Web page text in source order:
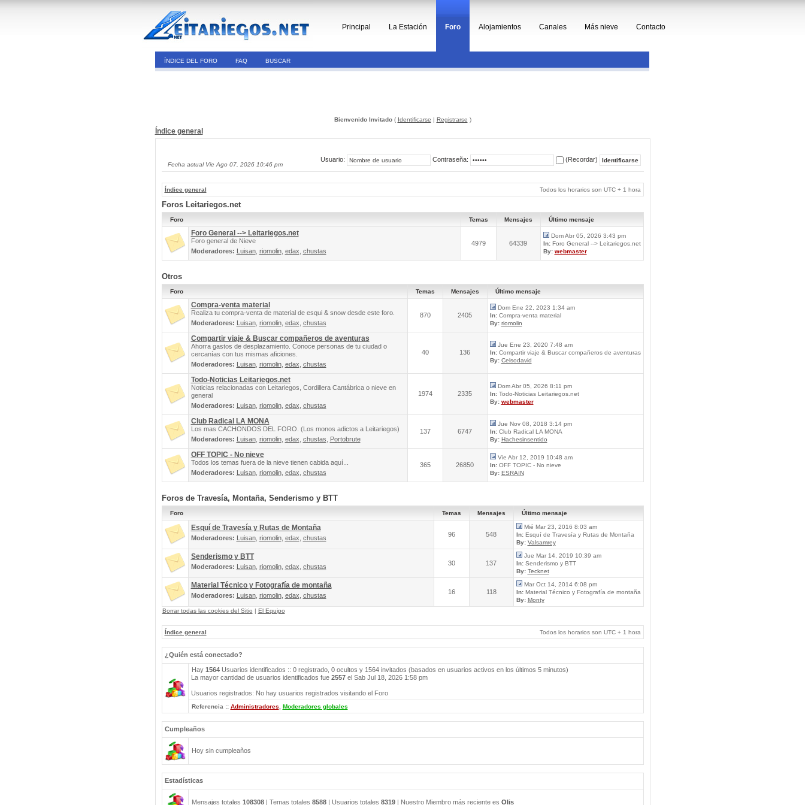
Principal La Estación Foro Alojamientos Canales Más nieve Contacto
ÍNDICE DEL FORO FAQ BUSCAR
Bienvenido Invitado( Identificarse | Registrarse )
Índice general
Fecha actual Vie Ago 07, 2026 10:46 pm
Usuario: Contraseña: (Recordar)
Índice general Todos los horarios son UTC + 1 hora
Foros Leitariegos.net
Foro Temas Mensajes Último mensaje
Foro General --> Leitariegos.net
Foro general de Nieve
Moderadores: Luisan, riomolin, edax chustas
4979 64339
Dom Abr 05, 2026 3:43 pm
In:Foro General --> Leitariegos.net
By: webmaster
Otros
Foro Temas Mensajes Último mensaje
Compra-venta material
Realiza tu compra-venta de material de esqui & snow desde este foro.
Moderadores: Luisan, riomolin, edax chustas
870 2405
Dom Ene 22, 2023 1:34 am
In:Compra-venta material
By: riomolin
Compartir viaje & Buscar compañeros de aventuras
Ahorra gastos de desplazamiento. Conoce personas de tu ciudad o
cercanías con tus mismas aficiones.
Moderadores: Luisan, riomolin, edax chustas
40 136
Jue Ene 23, 2020 7:48 am
In:Compartir viaje & Buscar compañeros de aventuras
By: Celsodavid
Todo-Noticias Leitariegos.net
Noticias relacionadas con Leitariegos, Cordillera Cantábrica o nieve en
general
Moderadores: Luisan, riomolin, edax chustas
1974 2335
Dom Abr 05, 2026 8:11 pm
In:Todo-Noticias Leitariegos.net
By: webmaster
Club Radical LA MONA
Los mas CACHONDOS DEL FORO. (Los monos adictos a Leitariegos)
Moderadores: Luisan, riomolin, edax chustas Portobrute
137 6747
Jue Nov 08, 2018 3:14 pm
In:Club Radical LA MONA
By: Hachesinsentido
OFF TOPIC - No nieve
Todos los temas fuera de la nieve tienen cabida aquí...
Moderadores: Luisan, riomolin, edax chustas
365 26850
Vie Abr 12, 2019 10:48 am
In:OFF TOPIC - No nieve
By: ESRAIN
Foros de Travesía, Montaña, Senderismo y BTT
Foro Temas Mensajes Último mensaje
Esquí de Travesía y Rutas de Montaña
Moderadores: Luisan, riomolin, edax chustas 96 548
Mié Mar 23, 2016 8:03 am
In:Esquí de Travesía y Rutas de Montaña
By: Valsamrey
Senderismo y BTT
Moderadores: Luisan, riomolin, edax chustas 30 137
Jue Mar 14, 2019 10:39 am
In:Senderismo y BTT
By: Tecknet
Material Técnico y Fotografía de montaña
Moderadores: Luisan, riomolin, edax chustas 16 118
Mar Oct 14, 2014 6:08 pm
In:Material Técnico y Fotografía de montaña
By: Monty
Borrar todas las cookies del Sitio | El Equipo
Índice general Todos los horarios son UTC + 1 hora
¿Quién está conectado?
Hay 1564Usuarios identificados :: 0 registrado, 0 ocultos y 1564 invitados (basados en usuarios activos en los últimos 5 minutos)
La mayor cantidad de usuarios identificados fue 2557el Sab Jul 18, 2026 1:58 pm
Usuarios registrados: No hay usuarios registrados visitando el Foro
Referencia :: Administradores Moderadores globales
Cumpleaños
Hoy sin cumpleaños
Estadísticas
Mensajes totales 108308| Temas totales 8588| Usuarios totales 8319| Nuestro Miembro más reciente es Olis